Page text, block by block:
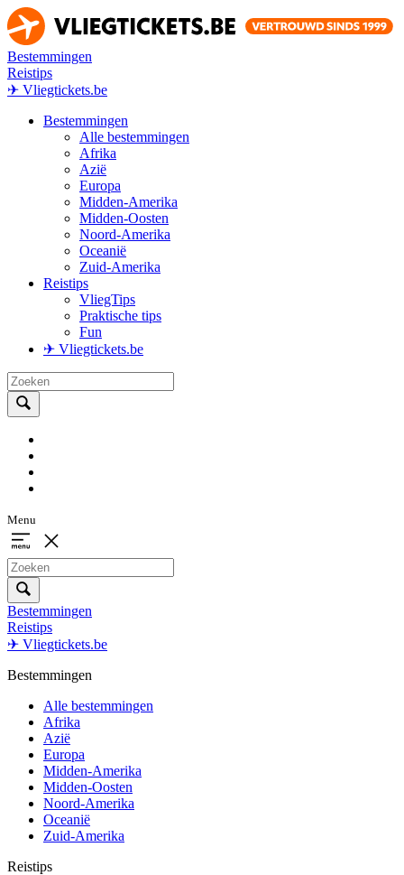
Bestemmingen
Reistips
✈ Vliegtickets.be
Bestemmingen
Alle bestemmingen
Afrika
Azië
Europa
Midden-Amerika
Midden-Oosten
Noord-Amerika
Oceanië
Zuid-Amerika
Reistips
VliegTips
Praktische tips
Fun
✈ Vliegtickets.be
Menu
Bestemmingen
Reistips
✈ Vliegtickets.be
Bestemmingen
Alle bestemmingen
Afrika
Azië
Europa
Midden-Amerika
Midden-Oosten
Noord-Amerika
Oceanië
Zuid-Amerika
Reistips